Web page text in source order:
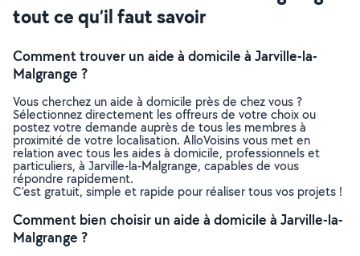
tout ce qu’il faut savoir
Comment trouver un aide à domicile à Jarville-la-
Malgrange ?
Vous cherchez un aide à domicile près de chez vous ?
Sélectionnez directement les offreurs de votre choix ou
postez votre demande auprès de tous les membres à
proximité de votre localisation. AlloVoisins vous met en
relation avec tous les aides à domicile, professionnels et
particuliers, à Jarville-la-Malgrange, capables de vous
répondre rapidement.
C’est gratuit, simple et rapide pour réaliser tous vos projets !
Comment bien choisir un aide à domicile à Jarville-la-
Malgrange ?